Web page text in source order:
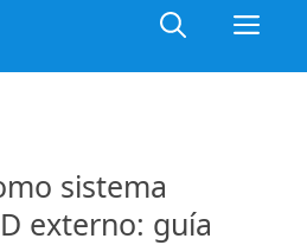
sistema
externo: guía